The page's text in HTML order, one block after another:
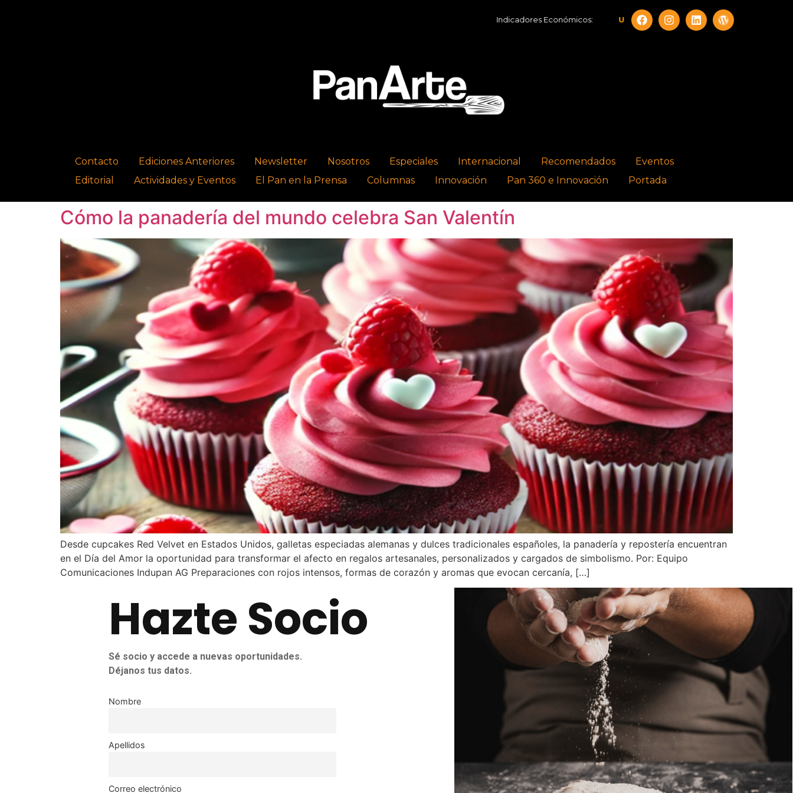
Indicadores Económicos: $40.844,79 Dólar: $913,86
Contacto Ediciones Anteriores Newsletter Nosotros Especiales Internacional Recomendados
Eventos
Editorial
Actividades y Eventos El Pan en la Prensa Columnas Innovación Pan 360 e Innovación Portada
Cómo la panadería del mundo celebra San Valentín
Desde cupcakes Red Velvet en Estados Unidos, galletas especiadas alemanas y dulces tradicionales españoles, la panadería y repostería encuentran
en el Día del Amor la oportunidad para transformar el afecto en regalos artesanales, personalizados y cargados de simbolismo. Por: Equipo
Comunicaciones Indupan AG Preparaciones con rojos intensos, formas de corazón y aromas que evocan cercanía, […]
Hazte Socio
Sé socio y accede a nuevas oportunidades.
Déjanos tus datos.
Nombre
Apellidos
Correo electrónico